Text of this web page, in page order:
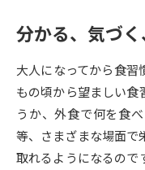
志望校・出願校を調べ
併願校選び
分かる、気づ
大人になってから食習
もの頃から望ましい食
うか、外食で何を食
等、さまざまな場面で
取れるようになるので